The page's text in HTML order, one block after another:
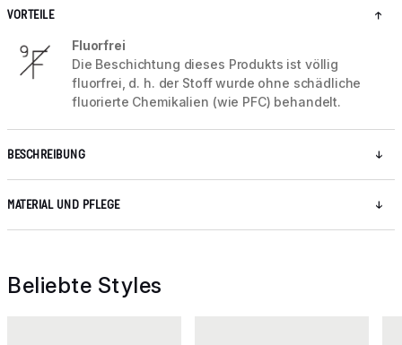
VORTEILE
Fluorfrei
Die Beschichtung dieses Produkts ist völlig
fluorfrei, d. h. der Stoff wurde ohne schädliche
fluorierte Chemikalien (wie PFC) behandelt.
BESCHREIBUNG
MATERIAL UND PFLEGE
Beliebte Styles